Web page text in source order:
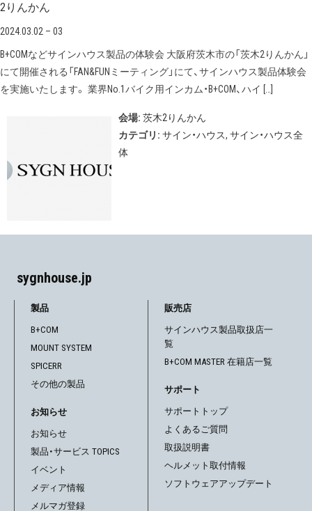
2りんかん
2024.03.02 – 03
B+COMなどサインハウス製品の体験会 大阪府茨木市の「茨木2りんかん」
にて開催される「FAN&FUNミーティング」にて、サインハウス製品体験会
を実施いたします。 業界No.1バイク用インカム・B+COM、ハイ […]
会場: 茨木2りんかん
カテゴリ: サイン・ハウス, サイン・ハウス全
体
sygnhouse.jp
製品
B+COM
MOUNT SYSTEM
SPICERR
その他の製品
お知らせ
お知らせ
製品・サービス TOPICS
イベント
メディア情報
メルマガ登録
販売店
サインハウス製品取扱店一
覧
B+COM MASTER 在籍店一覧
サポート
サポートトップ
よくあるご質問
取扱説明書
ヘルメット取付情報
ソフトウェアアップデート